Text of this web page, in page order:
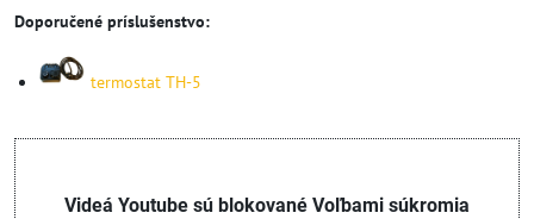
Doporučené príslušenstvo:
termostat TH-5
Videá Youtube sú blokované Voľbami súkromia